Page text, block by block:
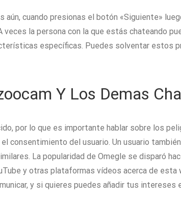
cuando presionas el botón «Siguiente»
la persona con la que estás chateando
específicas. Puedes solventar estos
Y Los Demas
por lo que es importante hablar sobre los
del usuario. Un usuario
La popularidad de Omegle se disparó
y otras plataformas vídeos acerca de
y si quieres puedes añadir tus